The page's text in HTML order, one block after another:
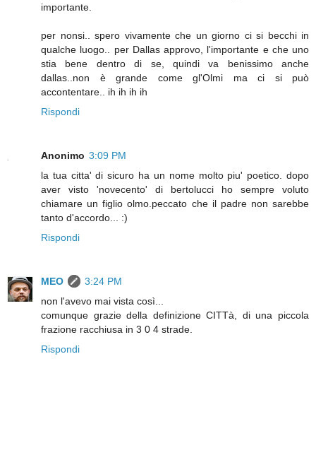
importante.
per nonsi.. spero vivamente che un giorno ci si becchi in
qualche luogo.. per Dallas approvo, l'importante e che uno
stia bene dentro di se, quindi va benissimo anche
dallas..non è grande come gl'Olmi ma ci si può
accontentare.. ih ih ih ih
Rispondi
Anonimo 3:09 PM
la tua citta' di sicuro ha un nome molto piu' poetico. dopo
aver visto 'novecento' di bertolucci ho sempre voluto
chiamare un figlio olmo.peccato che il padre non sarebbe
tanto d'accordo... :)
Rispondi
MEO
3:24 PM
non l'avevo mai vista così...
comunque grazie della definizione CITTà, di una piccola
frazione racchiusa in 3 0 4 strade.
Rispondi